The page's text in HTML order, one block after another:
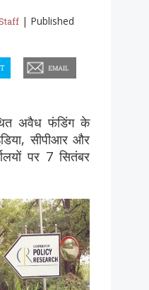
| Published
अवैध फंडिंग के
सीपीआर और
पर 7 सितंबर